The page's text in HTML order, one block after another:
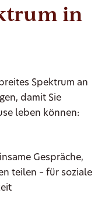
in
Spektrum an
damit Sie
leben können:
Gespräche,
teilen – für soziale